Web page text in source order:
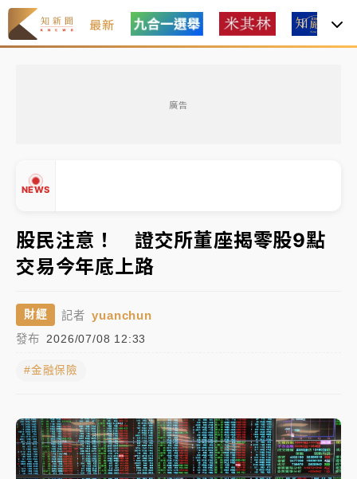
最新
廣告
NEWS
有片｜
中颱白海豚風雨來了！中部以北防豪雨 今晚、明天影
響最劇烈
4800＋拖吊費
油價持續凍漲！ 中油宣布下周一汽柴油價格維持不變
有片｜ 白海豚暴風圈逼近！新北淡水赫見龍捲風 榕樹
連根拔起
▲
股民注意！ 證交所董座揭零股9點
交易今年底上路
財經 記者 yuanchun
發布 2026/07/08 12:33
#金融保險